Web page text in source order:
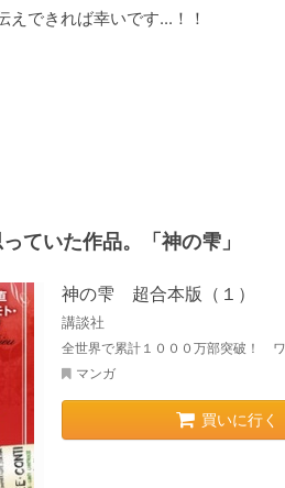
できれば幸いです...！！
ていた作品。「神の雫」
神の雫 超合本版（１）
講談社
全世界で累計１０００万部突破！
マンガ
買いに行く